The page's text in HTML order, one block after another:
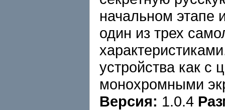
начальном этапе
один из трех
устройства как с
монохромными
Версия: 1.0.4